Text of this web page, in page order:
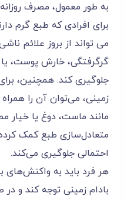
برای افرادی که طبع گرم
می ‌تواند از بروز علائم
گرگرفتگی، خارش پوست،
جلوگیری کند. همچنین،
زمینی، می‌توان آن را
مانند ماست، دوغ یا خیار
متعادل‌سازی طبع کمک
احتمالی جلوگیری می‌کند.
هر فرد باید به
بادام زمینی توجه کند و